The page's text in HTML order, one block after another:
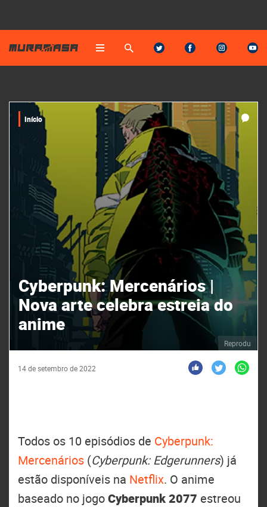
Reprodu
Início
Cyberpunk: Mercenários |
Nova arte celebra estreia do
anime
14 de setembro de 2022
Todos os 10 episódios de Cyberpunk:
Mercenários (Cyberpunk: Edgerunners) já
estão disponíveis na Netflix. O anime
baseado no jogoCyberpunk 2077 estreou